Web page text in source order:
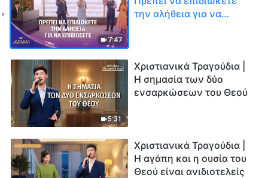
7:47
την αλήθεια για να
5:31
Χριστιανικά Τραγούδια |
Η σημασία των δύο
ενσαρκώσεων του Θεού
Χριστιανικά Τραγούδια |
Η αγάπη και η ουσία του
Θεού είναι ανιδιοτελείς